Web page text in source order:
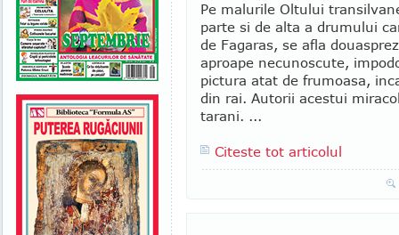
Pe malurile Oltului
parte si de alta a drumului
de Fagaras, se afla
aproape necunoscute,
pictura atat de frumoasa,
din rai. Autorii acestui
tarani. ...
Citeste tot articolul